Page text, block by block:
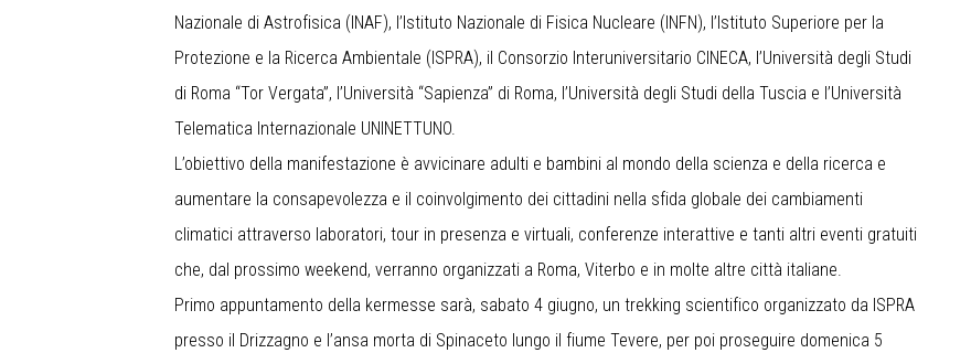
Nazionale di Astrofisica (INAF), l’Istituto Nazionale di Fisica Nucleare (INFN), l’Istituto Superiore per la
Protezione e la Ricerca Ambientale (ISPRA), il Consorzio Interuniversitario CINECA, l’Università degli Studi
di Roma “Tor Vergata”, l’Università “Sapienza” di Roma, l’Università degli Studi della Tuscia e l’Università
Telematica Internazionale UNINETTUNO.
L’obiettivo della manifestazione è avvicinare adulti e bambini al mondo della scienza e della ricerca e
aumentare la consapevolezza e il coinvolgimento dei cittadini nella sfida globale dei cambiamenti
climatici attraverso laboratori, tour in presenza e virtuali, conferenze interattive e tanti altri eventi gratuiti
che, dal prossimo weekend, verranno organizzati a Roma, Viterbo e in molte altre città italiane.
Primo appuntamento della kermesse sarà, sabato 4 giugno, un trekking scientifico organizzato da ISPRA
presso il Drizzagno e l’ansa morta di Spinaceto lungo il fiume Tevere, per poi proseguire domenica 5